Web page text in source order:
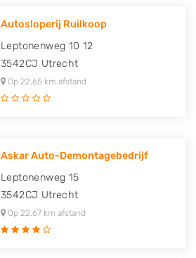
Autosloperij Ruilkoop
Leptonenweg 10 12
3542CJ Utrecht
Op 22,65 km afstand
Askar Auto-Demontagebedrijf
Leptonenweg 15
3542CJ Utrecht
Op 22,67 km afstand